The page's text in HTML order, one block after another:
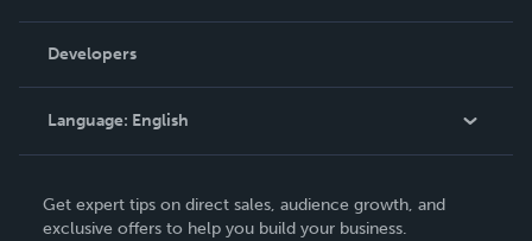
Podcast
Order Lookup
Knowledge Base
Contact Support
Developers
Language: English
Deutsch
Get expert tips on direct sales, audience growth, and
exclusive offers to help you build your business.